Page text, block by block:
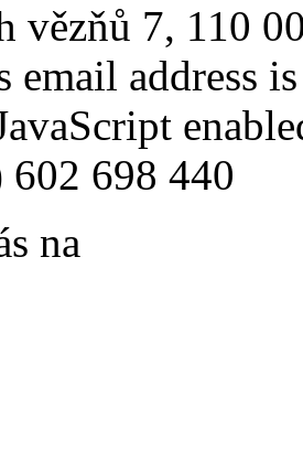
vězňů 7, 110
email address
698 440
na